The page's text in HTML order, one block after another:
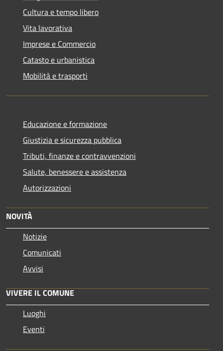
Cultura e tempo libero
Vita lavorativa
Imprese e Commercio
Catasto e urbanistica
Mobilità e trasporti
Educazione e formazione
Giustizia e sicurezza pubblica
Tributi, finanze e contravvenzioni
Salute, benessere e assistenza
Autorizzazioni
NOVITÀ
Notizie
Comunicati
Avvisi
VIVERE IL COMUNE
Luoghi
Eventi